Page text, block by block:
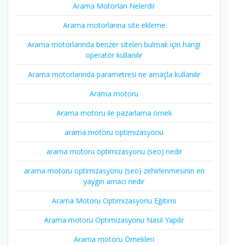
Arama Motorları Nelerdir
Arama motorlarına site ekleme
Arama motorlarında benzer siteleri bulmak için hangi
operatör kullanılır
Arama motorlarında parametresi ne amaçla kullanılır
Arama motoru
Arama motoru ile pazarlama örnek
arama motoru optimizasyonu
arama motoru optimizasyonu (seo) nedir
arama motoru optimizasyonu (seo) zehirlenmesinin en
yaygın amacı nedir
Arama Motoru Optimizasyonu Eğitimi
Arama motoru Optimizasyonu Nasıl Yapılır
Arama motoru Örnekleri